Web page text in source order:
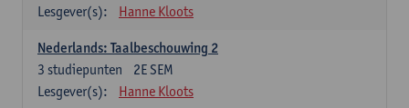
Lesgever(s):
Hanne Kloots
Nederlands: Taalbeschouwing 2
2E SEM
3 studiepunten
Lesgever(s):
Hanne Kloots